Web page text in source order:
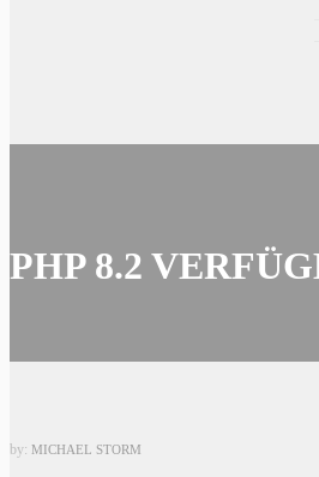
PHP 8.2
by: MICHAEL STORM